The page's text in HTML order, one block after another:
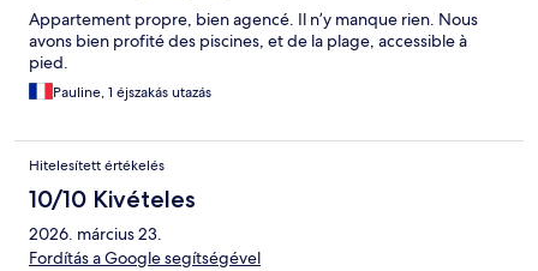
Appartement propre, bien agencé. Il n’y manque rien. Nous
avons bien profité des piscines, et de la plage, accessible à
pied.
Pauline, 1 éjszakás utazás
Hitelesített értékelés
10/10 Kivételes
2026. március 23.
Fordítás a Google segítségével